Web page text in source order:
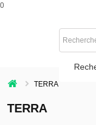
0
TERRA
TERRA